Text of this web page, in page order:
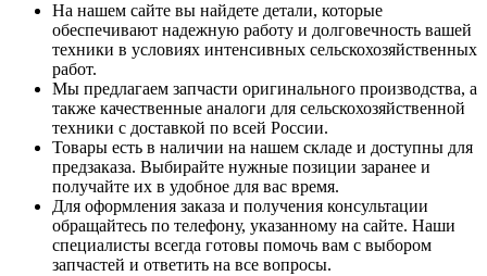
На нашем сайте вы найдете детали, которые
обеспечивают надежную работу и долговечность вашей
техники в условиях интенсивных сельскохозяйственных
работ.
Мы предлагаем запчасти оригинального производства, а
также качественные аналоги для сельскохозяйственной
техники с доставкой по всей России.
Товары есть в наличии на нашем складе и доступны для
предзаказа. Выбирайте нужные позиции заранее и
получайте их в удобное для вас время.
Для оформления заказа и получения консультации
обращайтесь по телефону, указанному на сайте. Наши
специалисты всегда готовы помочь вам с выбором
запчастей и ответить на все вопросы.